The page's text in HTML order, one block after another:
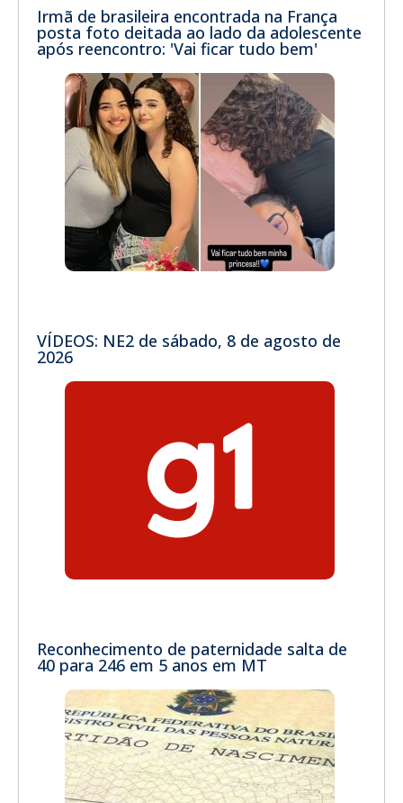
Irmã de brasileira encontrada na França
posta foto deitada ao lado da adolescente
após reencontro: 'Vai ficar tudo bem'
VÍDEOS: NE2 de sábado, 8 de agosto de
2026
Reconhecimento de paternidade salta de
40 para 246 em 5 anos em MT